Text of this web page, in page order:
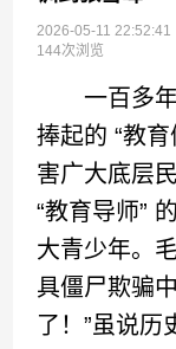
2026-05-11 22:52:41
144次浏览
一百多年
捧起的 “教
害广大底层
“教育导师”
大青少年。
具僵尸欺骗
了！”虽说历